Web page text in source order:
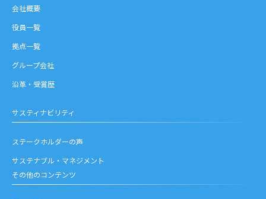
会社概要
役員一覧
拠点一覧
グループ会社
沿革・受賞歴
サスティナビリティ
ステークホルダーの声
サステナブル・マネジメント
その他のコンテンツ